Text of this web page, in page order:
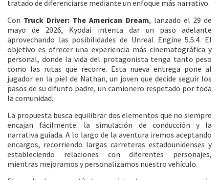
tratado de diferenciarse mediante un enfoque más narrativo.
Con Truck Driver: The American Dream, lanzado el 29 de
mayo de 2026, Kyodai intenta dar un paso adelante
aprovechando las posibilidades de Unreal Engine 5.5.4. El
objetivo es ofrecer una experiencia más cinematográfica y
personal, donde la vida del protagonista tenga tanto peso
como las rutas que recorre. Esta nueva entrega pone al
jugador en la piel de Nathan, un joven que decide seguir los
pasos de su difunto padre, un camionero respetado por toda
la comunidad.
La propuesta busca equilibrar dos elementos que no siempre
encajan fácilmente: la simulación de conducción y la
narrativa guiada. A lo largo de la aventura iremos aceptando
encargos, recorriendo largas carreteras estadounidenses y
estableciendo relaciones con diferentes personajes,
mientras mejoramos y personalizamos nuestro vehículo.